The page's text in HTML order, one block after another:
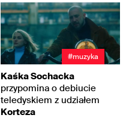
#muzyka
Kaśka Sochacka
przypomina o debiucie
teledyskiem z udziałem
Korteza